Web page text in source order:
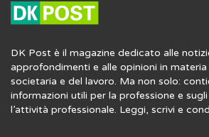
DK Post è il magazine dedicato alle
approfondimenti e alle opinioni in
societaria e del lavoro. Ma non solo:
informazioni utili per la professione e
l’attività professionale. Leggi, scrivi e